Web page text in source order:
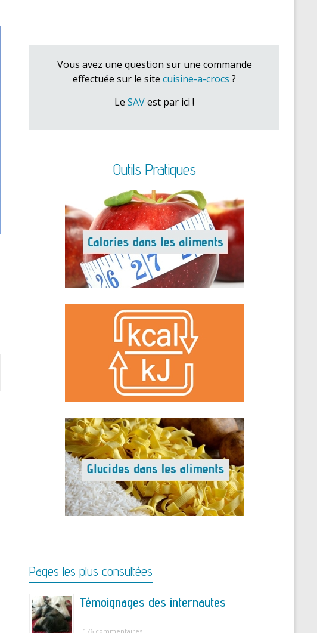
Vous avez une question sur une commande
effectuée sur le site cuisine-a-crocs ?
Le SAVest par ici !
Outils Pratiques
Pages les plus consultées
Témoignages des internautes
176 commentaires